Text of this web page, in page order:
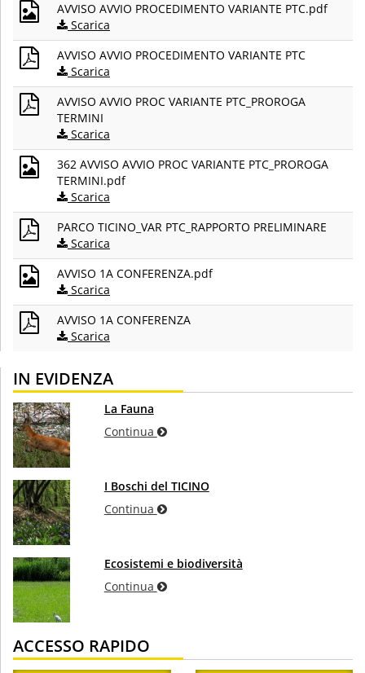
AVVISO AVVIO PROCEDIMENTO VARIANTE PTC.pdf
Scarica
AVVISO AVVIO PROCEDIMENTO VARIANTE PTC
Scarica
AVVISO AVVIO PROC VARIANTE PTC_PROROGA
TERMINI
Scarica
362 AVVISO AVVIO PROC VARIANTE PTC_PROROGA
TERMINI.pdf
Scarica
PARCO TICINO_VAR PTC_RAPPORTO PRELIMINARE
Scarica
AVVISO 1A CONFERENZA.pdf
Scarica
AVVISO 1A CONFERENZA
Scarica
IN EVIDENZA
La Fauna
Continua
I Boschi del TICINO
Continua
Ecosistemi e biodiversità
Continua
ACCESSO RAPIDO